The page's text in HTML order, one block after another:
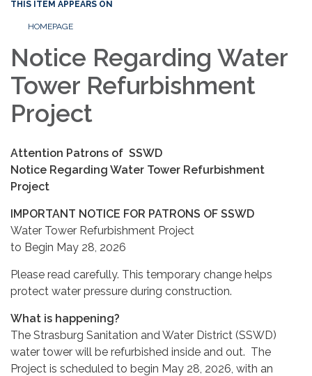
THIS ITEM APPEARS ON
HOMEPAGE
Notice Regarding Water
Tower Refurbishment
Project
Attention Patrons of SSWD
Notice Regarding Water Tower Refurbishment
Project
IMPORTANT NOTICE FOR PATRONS OF SSWD
Water Tower Refurbishment Project
to Begin May 28, 2026
Please read carefully. This temporary change helps
protect water pressure during construction.
What is happening?
The Strasburg Sanitation and Water District (SSWD)
water tower will be refurbished inside and out. The
Project is scheduled to begin May 28, 2026, with an